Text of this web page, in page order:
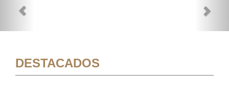
DESTACADOS